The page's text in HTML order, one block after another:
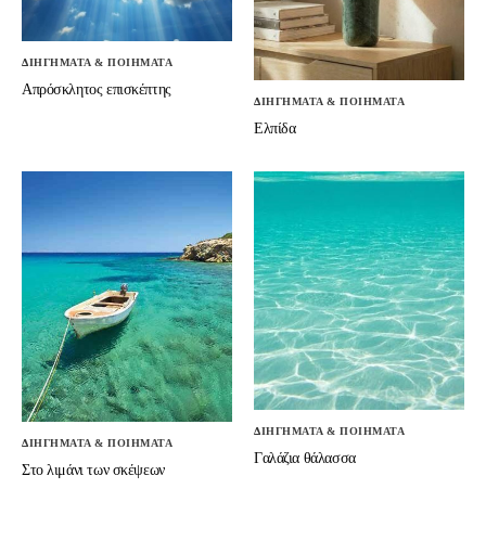
ΔΙΗΓΗΜΑΤΑ & ΠΟΙΗΜΑΤΑ
Απρόσκλητος επισκέπτης
ΔΙΗΓΗΜΑΤΑ & ΠΟΙΗΜΑΤΑ
Ελπίδα
ΔΙΗΓΗΜΑΤΑ & ΠΟΙΗΜΑΤΑ
Στο λιμάνι των σκέψεων
ΔΙΗΓΗΜΑΤΑ & ΠΟΙΗΜΑΤΑ
Γαλάζια θάλασσα